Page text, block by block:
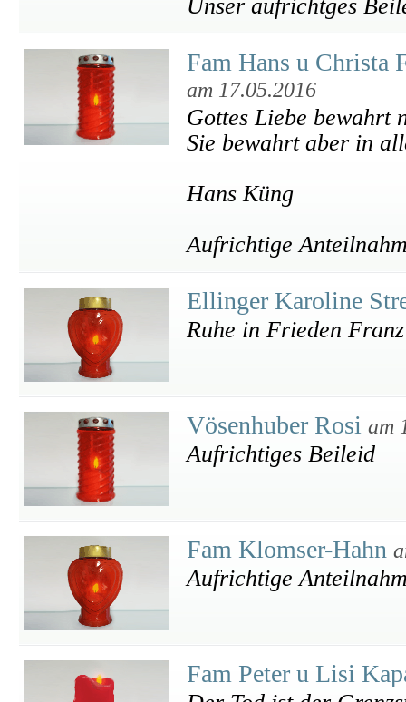
Unser aufrichtges
Fam Hans u Christa
am 17.05.2016
Gottes Liebe bewahrt
Sie bewahrt aber in
Hans Küng
Aufrichtige
Ellinger Karoline
Ruhe in Frieden
Vösenhuber Rosi am
Aufrichtiges Beileid
Fam Klomser-Hahn
Aufrichtige
Fam Peter u Lisi